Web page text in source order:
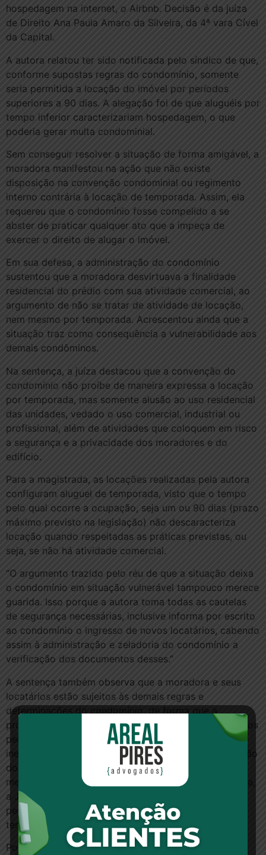
hospedagem na internet, o Airbnb. Decisão é da juíza
de Direito Ana Paula Amaro da Silveira, da 4ª vara Cível
da Capital.
A autora relatou ter sido notificada pelo síndico de que,
conforme supostas regras do condomínio, somente
seria permitida a locação do imóvel por períodos
superiores a 90 dias. A alegação foi de que aluguéis por
tempo inferior caracterizariam hospedagem, o que
poderia gerar multa condominial.
Sem conseguir resolver a situação de forma amigável, a
moradora manifestou na ação que não existe
disposição na convenção condominial ou regimento
interno contrária à locação de temporada. Assim, ela
requereu que o condomínio fosse compelido a se
abster de praticar qualquer ato que a impeça de
exercer o direito de alugar o imóvel.
Em sua defesa, a administração do condomínio
sustentou que a moradora desvirtuava a finalidade
residencial do prédio com sua atividade comercial, ao
argumento de não se tratar de atividade de locação,
nem mesmo por temporada. Acrescentou ainda que a
situação traz como consequência a vulnerabilidade aos
demais condôminos.
Na sentença, a juíza destacou que a convenção do
condomínio não proíbe de maneira expressa a locação
por temporada, mas somente alusão ao uso residencial
das unidades, vedado o uso comercial, industrial ou
profissional, além de atividades que coloquem em risco
a segurança e a privacidade dos moradores e do
edifício.
Para a magistrada, as locações realizadas pela autora
configuram aluguel de temporada, visto que o tempo
pelo qual ocorre a ocupação, seja um ou 90 dias (prazo
máximo previsto na legislação) não descaracteriza
locação quando respeitadas as práticas previstas, ou
seja, se não há atividade comercial.
“O argumento trazido pelo réu de que a situação deixa
o condomínio em situação vulnerável tampouco merece
guarida. Isso porque a autora toma todas as cautelas
de segurança necessárias, inclusive informa por escrito
ao condomínio o ingresso de novos locatários, cabendo
assim à administração e zeladoria do condomínio a
verificação dos documentos desses.”
A sentença também observa que a moradora e seus
locatários estão sujeitos às demais regras e
determinações do condomínio, de forma que a
proprietária é responsável por eventuais danos gerados
pelos ocupantes de sua unidade. Assim, diante da
inexistência de cláusula expressa que impeça a locação
dos apartamentos na modalidade temporária, ou
mesmo que preveja sanção para casos dessa natureza,
a Justiça proibiu o condomínio de aplicar qualquer
penalidade ou sanção à moradora pelas locações
temporárias.
Por outro lado, a juíza acrescentou que a mesma